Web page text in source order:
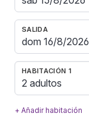
SALIDA
HABITACIÓN 1
2 adultos
+ Añadir habitación